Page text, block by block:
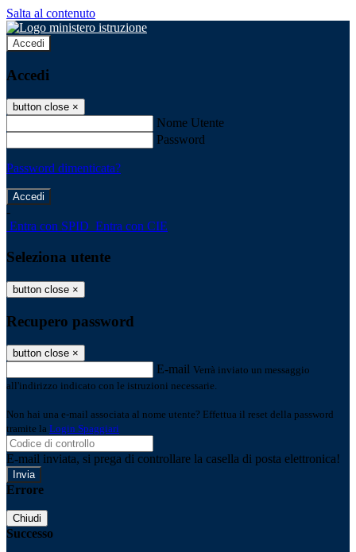
Salta al contenuto
Accedi
Accedi
button close ×
Nome Utente
Password
Password dimenticata?
-
Entra con SPID Entra con CIE
Seleziona utente
button close ×
Recupero password
button close ×
E-mail Verrà inviato un messaggio
all'indirizzo indicato con le istruzioni necessarie.
Non hai una e-mail associata al nome utente? Effettua il reset della password
tramite la Login Spaggiari
E-mail inviata, si prega di controllare la casella di posta elettronica!
Errore
Chiudi
Successo